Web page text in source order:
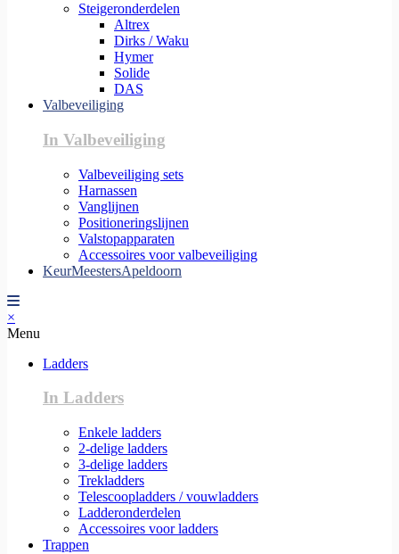
Steigeronderdelen
Altrex
Dirks / Waku
Hymer
Solide
DAS
Valbeveiliging
In Valbeveiliging
Valbeveiliging sets
Harnassen
Vanglijnen
Positioneringslijnen
Valstopapparaten
Accessoires voor valbeveiliging
KeurMeestersApeldoorn
×
Menu
Ladders
In Ladders
Enkele ladders
2-delige ladders
3-delige ladders
Trekladders
Telescoopladders / vouwladders
Ladderonderdelen
Accessoires voor ladders
Trappen